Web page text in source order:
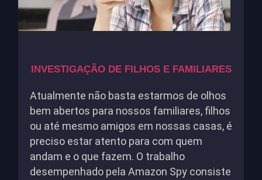
INVESTIGAÇÃO DE FILHOS E FAMILIARES
Atualmente não basta estarmos de olhos
bem abertos para nossos familiares, filhos
ou até mesmo amigos em nossas casas, é
preciso estar atento para com quem
andam e o que fazem. O trabalho
desempenhado pela Amazon Spy consiste